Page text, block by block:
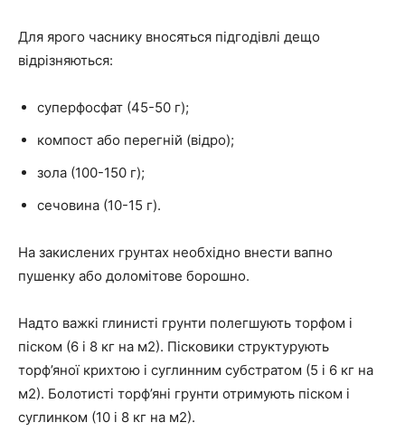
Для ярого часнику вносяться підгодівлі дещо
відрізняються:
суперфосфат (45-50 г);
компост або перегній (відро);
зола (100-150 г);
сечовина (10-15 г).
На закислених грунтах необхідно внести вапно
пушенку або доломітове борошно.
Надто важкі глинисті грунти полегшують торфом і
піском (6 і 8 кг на м2). Пісковики структурують
торф’яної крихтою і суглинним субстратом (5 і 6 кг на
м2). Болотисті торф’яні грунти отримують піском і
суглинком (10 і 8 кг на м2).